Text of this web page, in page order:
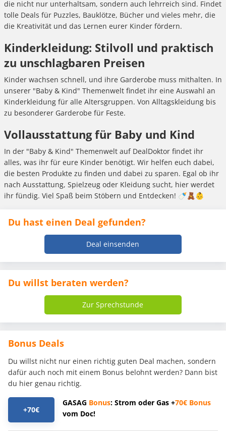
die nicht nur unterhaltsam, sondern auch lehrreich sind. Findet
tolle Deals für Puzzles, Bauklötze, Bücher und vieles mehr, die
die Kreativität und das Lernen eurer Kinder fördern.
Kinderkleidung: Stilvoll und praktisch
zu unschlagbaren Preisen
Kinder wachsen schnell, und ihre Garderobe muss mithalten. In
unserer "Baby & Kind" Themenwelt findet ihr eine Auswahl an
Kinderkleidung für alle Altersgruppen. Von Alltagskleidung bis
zu besonderer Garderobe für Feste.
Vollausstattung für Baby und Kind
In der "Baby & Kind" Themenwelt auf DealDoktor findet ihr
alles, was ihr für eure Kinder benötigt. Wir helfen euch dabei,
die besten Produkte zu finden und dabei zu sparen. Egal ob ihr
nach Ausstattung, Spielzeug oder Kleidung sucht, hier werdet
ihr fündig. Viel Spaß beim Stöbern und Entdecken! 🍼🧸👶
Du hast einen Deal gefunden?
Deal einsenden
Du willst beraten werden?
Zur Sprechstunde
Bonus Deals
Du willst nicht nur einen richtig guten Deal machen, sondern
dafür auch noch mit einem Bonus belohnt werden? Dann bist
du hier genau richtig.
+70€
GASAG Bonus: Strom oder Gas +70€ Bonus
vom Doc!